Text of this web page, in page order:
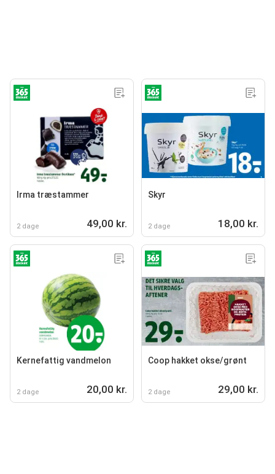
Irma træstammer
2 dage 49,00 kr.
Skyr
2 dage 18,00 kr.
Kernefattig vandmelon
2 dage 20,00 kr.
Coop hakket okse/grønt
2 dage 29,00 kr.